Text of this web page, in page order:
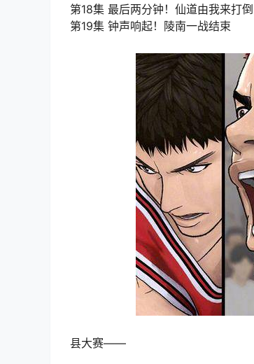
第18集 最后两分钟！仙道由我来打倒
第19集 钟声响起！陵南一战结束
县大赛——